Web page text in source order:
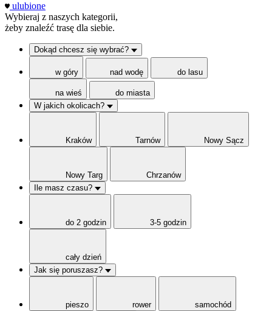
ulubione
Wybieraj z naszych kategorii,
żeby znaleźć trasę dla siebie.
Dokąd chcesz się wybrać?
w góry nad wodę do lasu
na wieś
do miasta
W jakich okolicach?
Kraków Tarnów Nowy Sącz
Nowy Targ
Chrzanów
Ile masz czasu?
do 2 godzin 3-5 godzin
cały dzień
Jak się poruszasz?
pieszo rower samochód